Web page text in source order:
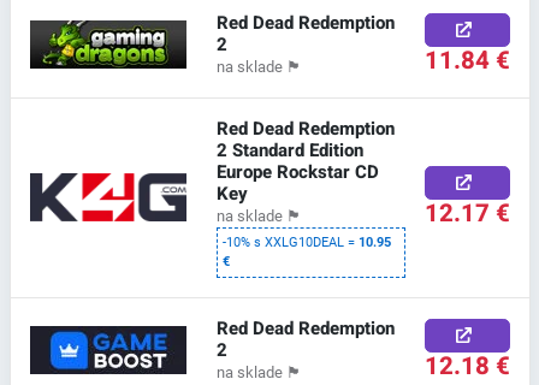
Red Dead Redemption
2
na sklade 🏴 11.84 €
Red Dead Redemption
2 Standard Edition
Europe Rockstar CD
Key
na sklade 🏴
-10% s XXLG10DEAL =10.95
€
12.17 €
Red Dead Redemption
2
na sklade 🏴 12.18 €